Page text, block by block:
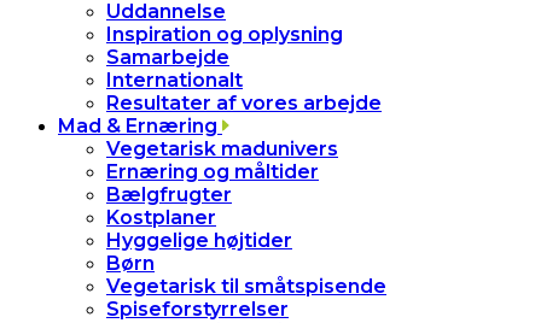
Uddannelse
Inspiration og oplysning
Samarbejde
Internationalt
Resultater af vores arbejde
Mad & Ernæring
Vegetarisk madunivers
Ernæring og måltider
Bælgfrugter
Kostplaner
Hyggelige højtider
Børn
Vegetarisk til småtspisende
Spiseforstyrrelser